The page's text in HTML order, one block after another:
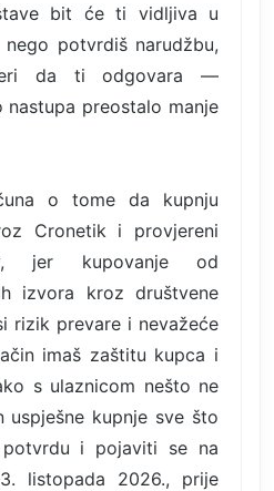
bit će ti vidljiva u
potvrdiš narudžbu,
da ti odgovara —
preostalo manje
o tome da kupnju
Cronetik i provjereni
jer kupovanje od
izvora kroz društvene
rizik prevare i nevažeće
imaš zaštitu kupca i
s ulaznicom nešto ne
uspješne kupnje sve što
i pojaviti se na
listopada 2026., prije